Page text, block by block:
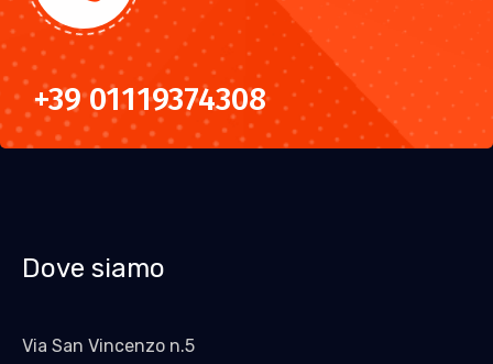
+39 01119374308
Dove siamo
Via San Vincenzo n.5